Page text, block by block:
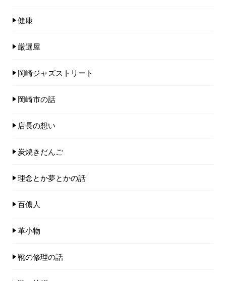
健康
厳選屋
岡崎ジャズストリート
岡崎市の話
店長の想い
炭焼きだんご
理念とか夢とかの話
百儂人
革小物
靴の修理の話